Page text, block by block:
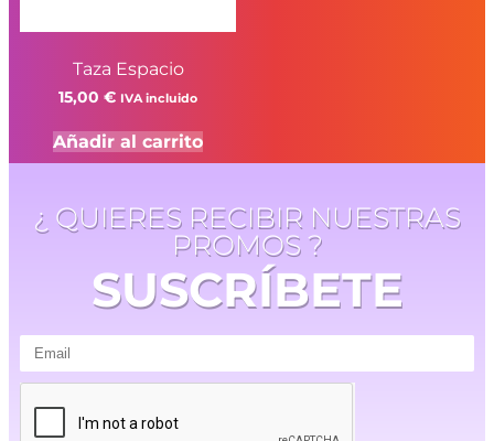
Taza Espacio
15,00 € IVA incluido
Añadir al carrito
¿ QUIERES RECIBIR NUESTRAS
PROMOS ?
SUSCRÍBETE